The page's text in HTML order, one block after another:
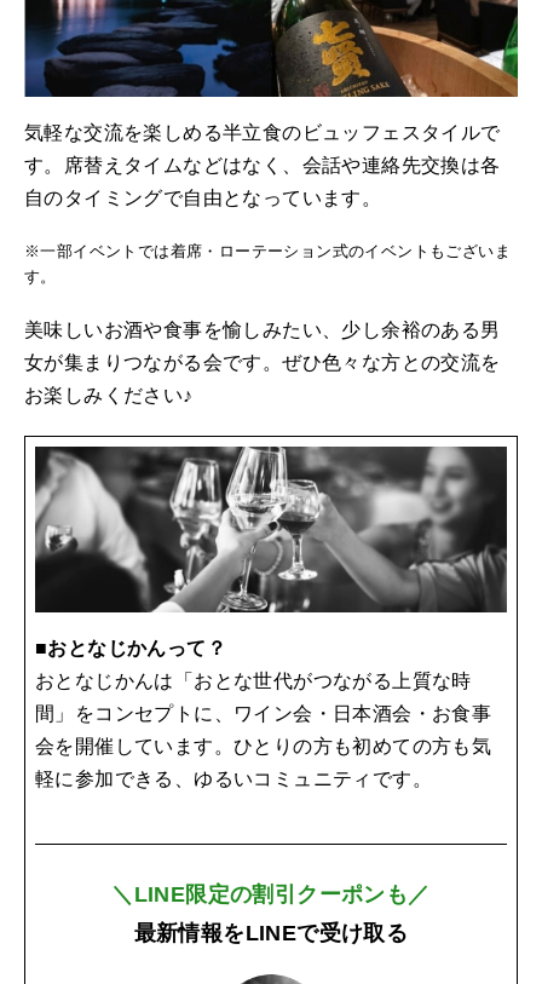
気軽な交流を楽しめる半立食のビュッフェスタイルで
す。席替えタイムなどはなく、会話や連絡先交換は各
自のタイミングで自由となっています。
※一部イベントでは着席・ローテーション式のイベントもございま
す。
美味しいお酒や食事を愉しみたい、少し余裕のある男
女が集まりつながる会です。ぜひ色々な方との交流を
お楽しみください♪
■おとなじかんって？
おとなじかんは「おとな世代がつながる上質な時
間」をコンセプトに、ワイン会・日本酒会・お食事
会を開催しています。ひとりの方も初めての方も気
軽に参加できる、ゆるいコミュニティです。
＼LINE限定の割引クーポンも／
最新情報をLINEで受け取る